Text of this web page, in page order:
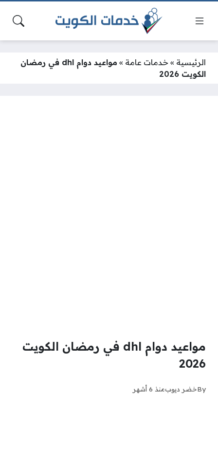
الرئيسية » خدمات عامة »
مواعيد دوام dhl في رمضان
الكويت 2026
مواعيد دوام dhl في رمضان الكويت
2026
Byخضر ديوبمنذ 6 أشهر